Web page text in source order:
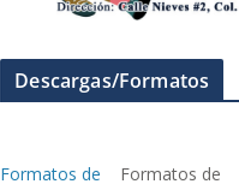
Descargas/Formatos
Formatos de
Formatos de